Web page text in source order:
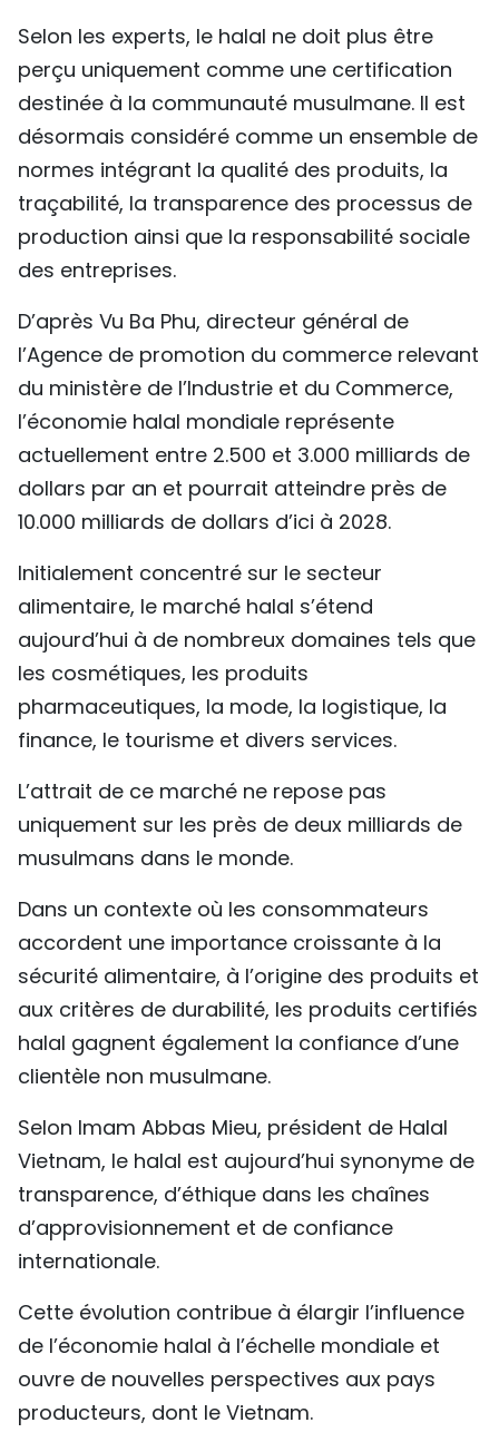
Selon les experts, le halal ne doit plus être
perçu uniquement comme une certification
destinée à la communauté musulmane. Il est
désormais considéré comme un ensemble de
normes intégrant la qualité des produits, la
traçabilité, la transparence des processus de
production ainsi que la responsabilité sociale
des entreprises.
D’après Vu Ba Phu, directeur général de
l’Agence de promotion du commerce relevant
du ministère de l’Industrie et du Commerce,
l’économie halal mondiale représente
actuellement entre 2.500 et 3.000 milliards de
dollars par an et pourrait atteindre près de
10.000 milliards de dollars d’ici à 2028.
Initialement concentré sur le secteur
alimentaire, le marché halal s’étend
aujourd’hui à de nombreux domaines tels que
les cosmétiques, les produits
pharmaceutiques, la mode, la logistique, la
finance, le tourisme et divers services.
L’attrait de ce marché ne repose pas
uniquement sur les près de deux milliards de
musulmans dans le monde.
Dans un contexte où les consommateurs
accordent une importance croissante à la
sécurité alimentaire, à l’origine des produits et
aux critères de durabilité, les produits certifiés
halal gagnent également la confiance d’une
clientèle non musulmane.
Selon Imam Abbas Mieu, président de Halal
Vietnam, le halal est aujourd’hui synonyme de
transparence, d’éthique dans les chaînes
d’approvisionnement et de confiance
internationale.
Cette évolution contribue à élargir l’influence
de l’économie halal à l’échelle mondiale et
ouvre de nouvelles perspectives aux pays
producteurs, dont le Vietnam.